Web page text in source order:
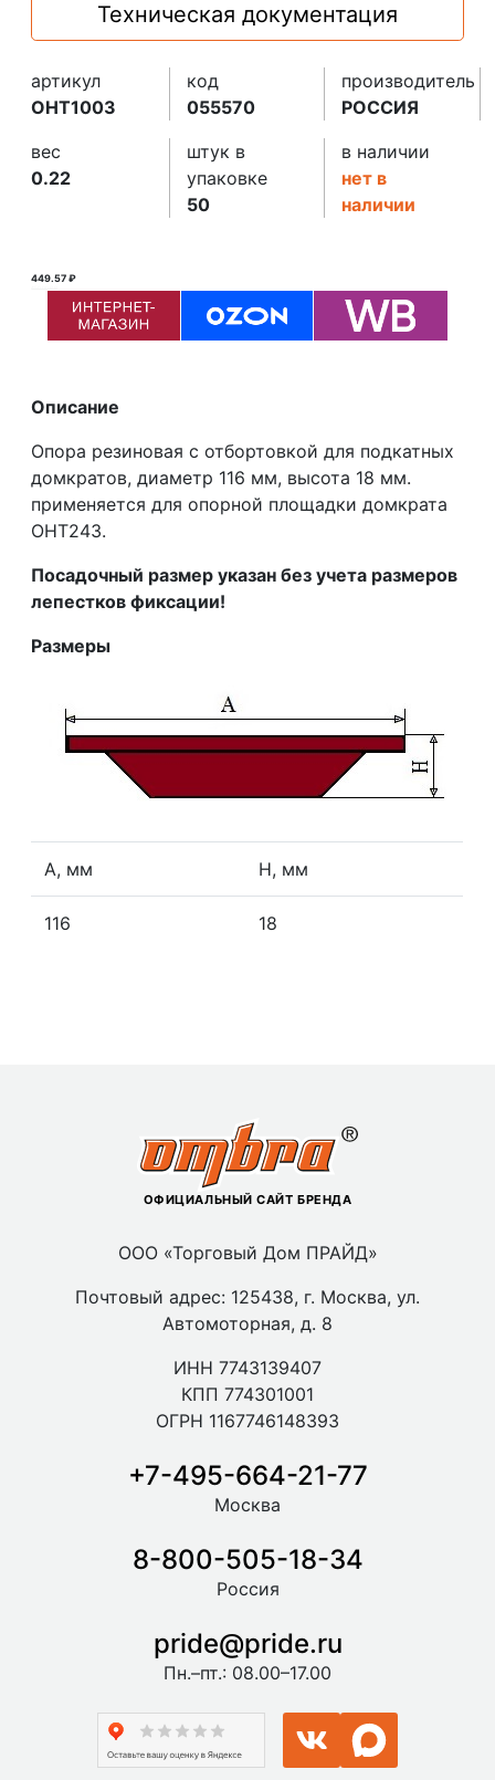
Техническая документация
артикул
OHT1003
код
055570
производитель
РОССИЯ
вес
0.22
штук в
упаковке
50
в наличии
нет в
наличии
449.57 ₽
Описание
Опора резиновая с отбортовкой для подкатных
домкратов, диаметр 116 мм, высота 18 мм.
применяется для опорной площадки домкрата
ОНТ243.
Посадочный размер указан без учета размеров
лепестков фиксации!
Размеры
А, мм Н, мм
116 18
ОФИЦИАЛЬНЫЙ САЙТ БРЕНДА
ООО «Торговый Дом ПРАЙД»
Почтовый адрес: 125438, г. Москва, ул.
Автомоторная, д. 8
ИНН 7743139407
КПП 774301001
ОГРН 1167746148393
+7-495-664-21-77
Москва
8-800-505-18-34
Россия
pride@pride.ru
Пн.–пт.: 08.00–17.00